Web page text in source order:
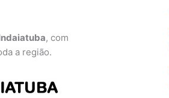
, com
a região.